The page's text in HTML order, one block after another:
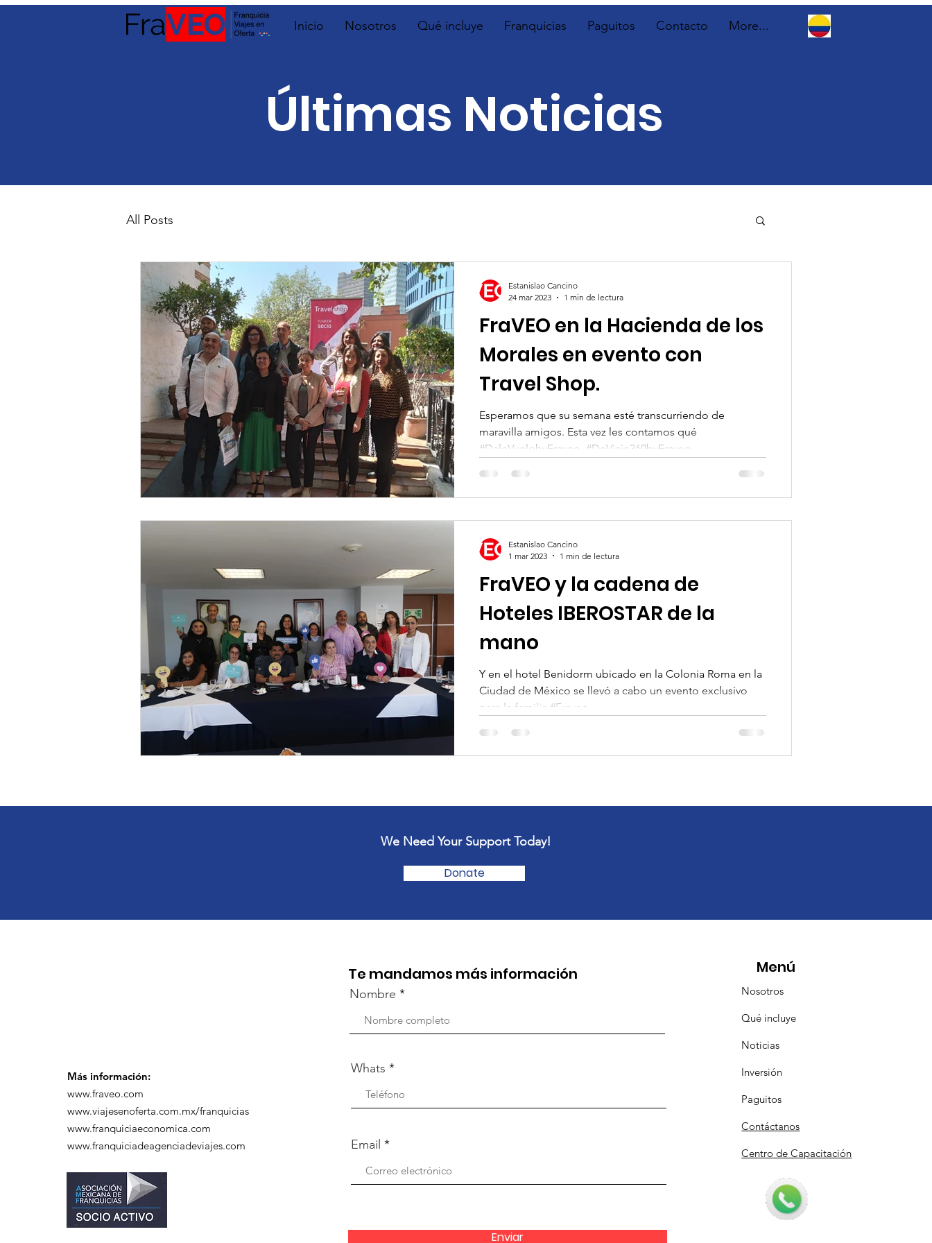
Inicio Nosotros Qué incluye Franquicias Paguitos Contacto More...
Últimas Noticias
All Posts
FraVEO en la Hacienda de los
Morales en evento con
Travel Shop.
Esperamos que su semana esté transcurriendo de
maravilla amigos. Esta vez les contamos qué
#DaleVuelobyFraveo, #DeViaje360byFraveo,...
Estanislao Cancino
24 mar 2023
1 min de lectura
FraVEO y la cadena de
Hoteles IBEROSTAR de la
mano
Y en el hotel Benidorm ubicado en la Colonia Roma en la
Ciudad de México se llevó a cabo un evento exclusivo
para la familia #Fraveo...
Estanislao Cancino
1 mar 2023
1 min de lectura
We Need Your Support Today!
Donate
Más información:
www.fraveo.com
www.viajesenoferta.com.mx/franquicias
www.franquiciaeconomica.com
www.franquiciadeagenciadeviajes.com
Te mandamos más información
Nombre
Whats
Email
Enviar
Menú
Nosotros
Qué incluye
Noticias
Inversión
Paguitos
Contáctanos
Centro de Capacitación